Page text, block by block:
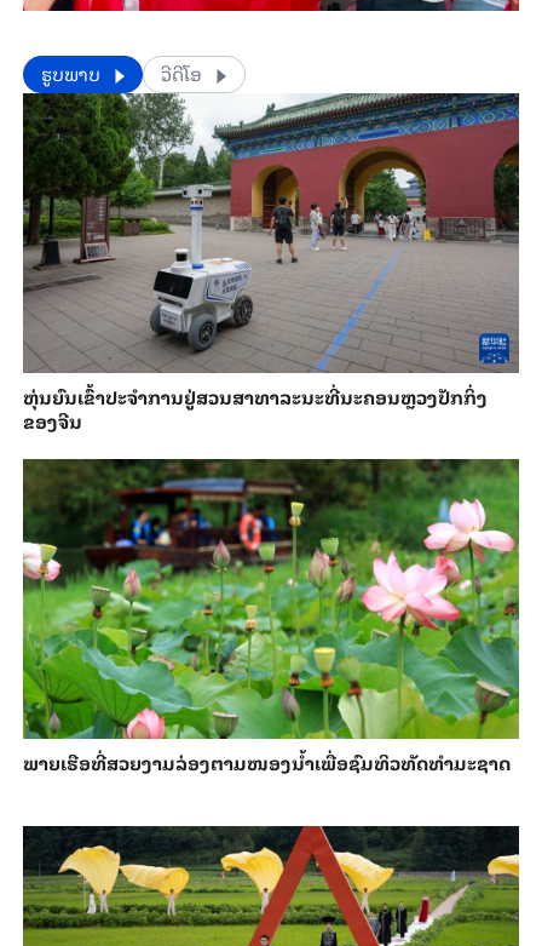
​​ຮູບພາບ ວີດີໂອ
​ຫຸ່ນ​ຍົນ​ເຂົ້າ​ປະ​ຈຳ​ການ​ຢູ່​ສວນ​ສາ​ທາ​ລະ​ນະ​ທີ່​ນະ​ຄອນຫຼວງ​ປັກ​ກິ່ງ​
ຂອງ​ຈີນ
ພາຍ​ເຮືອທີ່​ສວຍ​ງາມ​ລ່ອງ​ຕາມ​​ໜອງນ້ຳ​​ເພື່ອ​ຊົມ​ທິວ​ທັດ​ທຳ​ມະ​ຊາດ